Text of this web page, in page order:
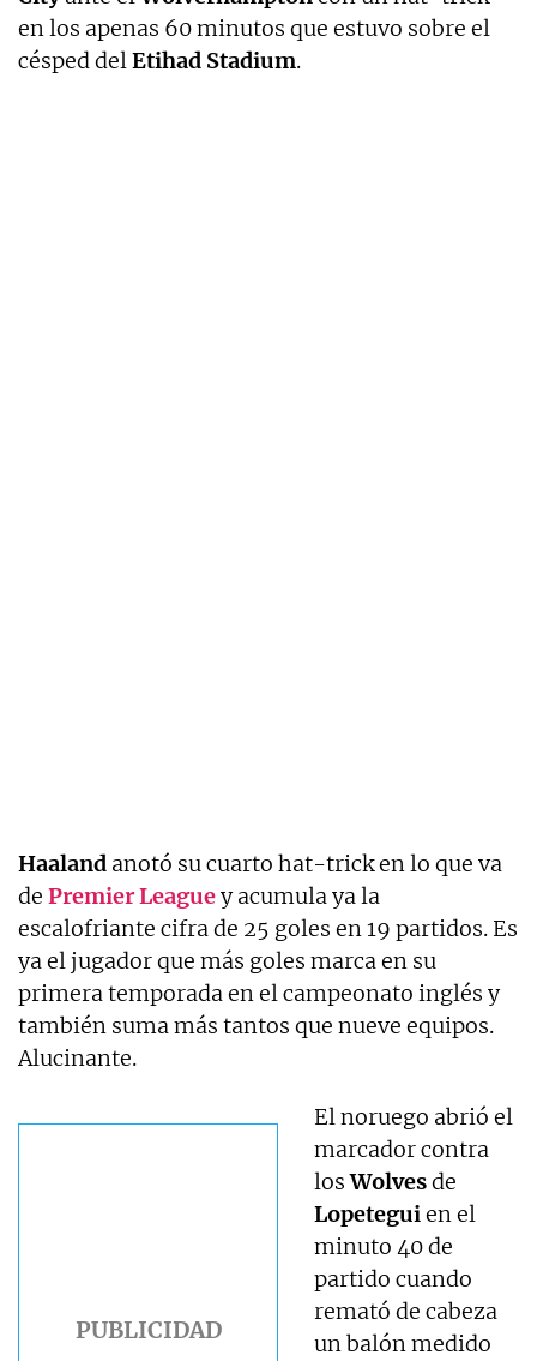
en los apenas 60 minutos que estuvo sobre el
césped delEtihad Stadium.
Haaland anotó su cuarto hat-trick en lo que va
de Premier Leaguey acumula ya la
escalofriante cifra de 25 goles en 19 partidos. Es
ya el jugador que más goles marca en su
primera temporada en el campeonato inglés y
también suma más tantos que nueve equipos.
Alucinante.
El noruego abrió el
marcador contra
losWolvesde
Lopeteguien el
minuto 40 de
partido cuando
remató de cabeza
un balón medido